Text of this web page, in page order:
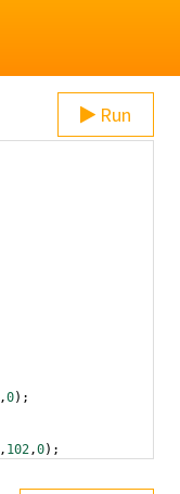
Run
,0);
, 102,0);